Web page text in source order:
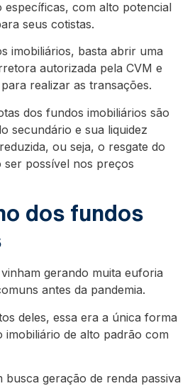
específicas, com alto potencial
seus cotistas.
imobiliários, basta abrir uma
autorizada pela CVM e
realizar as transações.
dos fundos imobiliários são
secundário e sua liquidez
ou seja, o resgate do
ser possível nos preços
dos fundos
gerando muita euforia
antes da pandemia.
deles, essa era a única forma
imobiliário de alto padrão com
busca geração de renda passiva